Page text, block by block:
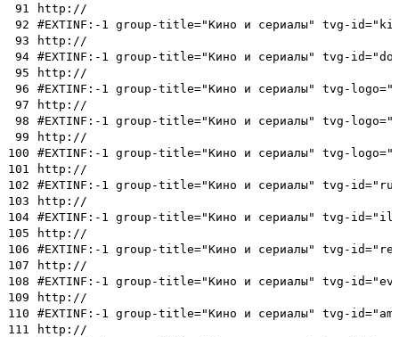
91
http://
92
#EXTINF:-1 group-title="Кино и сериалы" tvg-
93
http://
94 #EXTINF:-1 group-title="Кино и сериалы" tvg-
95
http://
96
#EXTINF:-1 group-title="Кино и сериалы" tvg-
97
http://
98
#EXTINF:-1 group-title="Кино и сериалы" tvg-
99
http://
100
#EXTINF:-1 group-title="Кино и сериалы" tvg-
101
http://
102
#EXTINF:-1 group-title="Кино и сериалы" tvg-
103
http://
104 #EXTINF:-1 group-title="Кино и сериалы" tvg-
105
http://
106
#EXTINF:-1 group-title="Кино и сериалы" tvg-
107
http://
108
#EXTINF:-1 group-title="Кино и сериалы" tvg-
109
http://
110
#EXTINF:-1 group-title="Кино и сериалы" tvg-
111
http://